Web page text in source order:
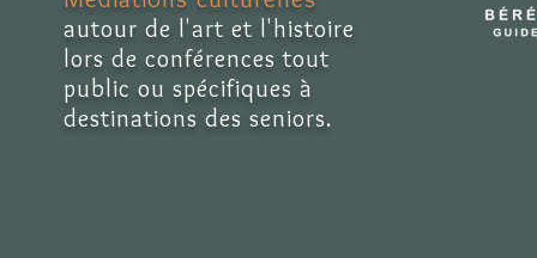
autour de l'art et l'histoire
lors de conférences tout
public ou spécifiques à
destinations des seniors.